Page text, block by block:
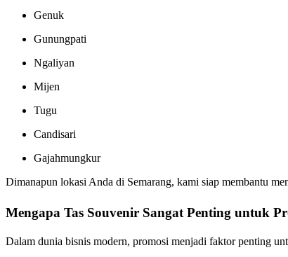
Genuk
Gunungpati
Ngaliyan
Mijen
Tugu
Candisari
Gajahmungkur
Dimanapun lokasi Anda di Semarang, kami siap membantu
Mengapa Tas Souvenir Sangat Penting untuk
Dalam dunia bisnis modern, promosi menjadi faktor penting